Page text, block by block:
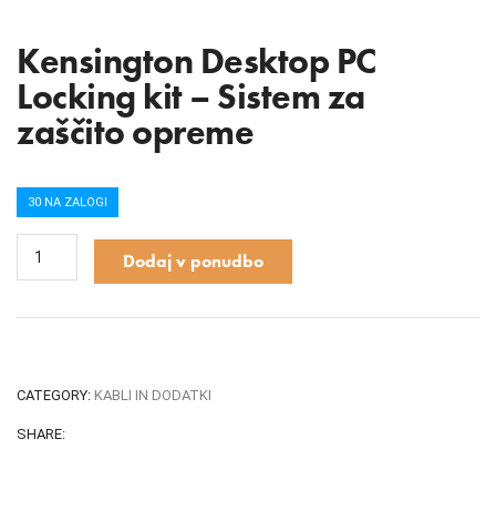
Kensington Desktop PC
Locking kit – Sistem za
zaščito opreme
30 NA ZALOGI
Dodaj v ponudbo
CATEGORY: KABLI IN DODATKI
SHARE: